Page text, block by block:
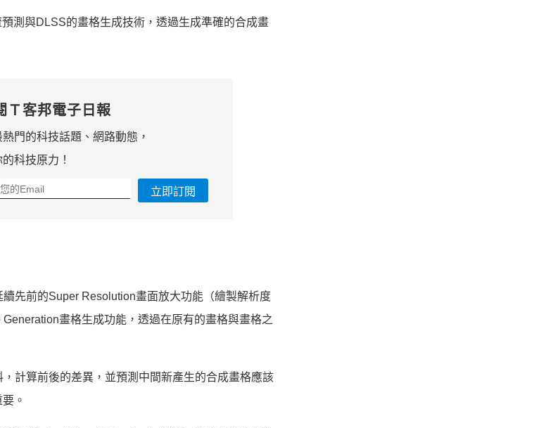
測與DLSS的畫格生成技術，透過生成準確的合成畫
Ｔ客邦電子日報
熱門的科技話題、網路動態，
科技原力！
立即訂閱
先前的Super Resolution畫面放大功能（繪製解析度
畫格生成功能，透過在原有的畫格與畫格之
計算前後的差異，並預測中間新產生的合成畫格應該
。